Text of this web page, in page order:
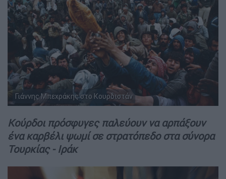
Γιάννης Μπεχράκης στο Κουρδιστάν
Κούρδοι πρόσφυγες παλεύουν να αρπάξουν
ένα καρβέλι ψωμί σε στρατόπεδο στα σύνορα
Τουρκίας - Ιράκ